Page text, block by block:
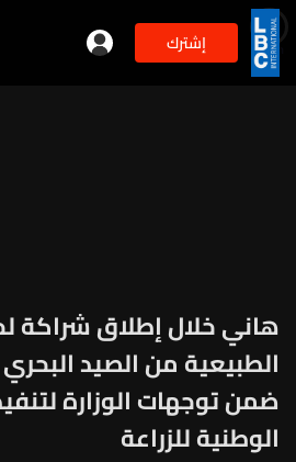
إشترك 3min
هاني خلال إطلاق شراكة
الطبيعية من الصيد البحري
ضمن توجهات الوزارة
الوطنية للزراعة